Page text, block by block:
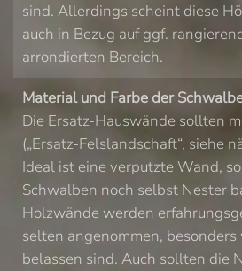
sind. Allerdings scheint diese
auch in Bezug auf ggf.
arrondierten Bereich.
Material und Farbe der
Die Ersatz-Hauswände sollten
(„Ersatz-Felslandschaft“, siehe
Ideal ist eine verputzte Wand,
Schwalben noch selbst Nester
Holzwände werden
selten angenommen,
belassen sind. Auch sollten die